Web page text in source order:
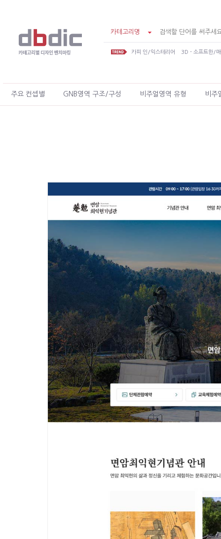
카테고리명
카피 인/익스테리어 3D - 소프트한/
주요 컨셉별 GNB영역 구조/구성 비주얼영역 유형 비주